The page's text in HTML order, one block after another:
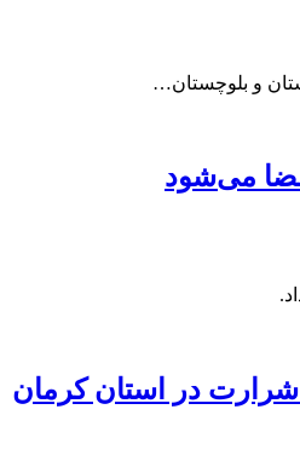
و بلوچستان…
می‌شود